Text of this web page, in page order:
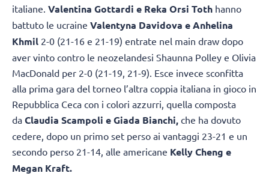
italiane. Valentina Gottardi e Reka Orsi Toth hanno
battuto le ucraine Valentyna Davidova e Anhelina
Khmil 2-0 (21-16 e 21-19) entrate nel main draw dopo
aver vinto contro le neozelandesi Shaunna Polley e Olivia
MacDonald per 2-0 (21-19, 21-9). Esce invece sconfitta
alla prima gara del torneo l’altra coppia italiana in gioco in
Repubblica Ceca con i colori azzurri, quella composta
da Claudia Scampoli e Giada Bianchi, che ha dovuto
cedere, dopo un primo set perso ai vantaggi 23-21 e un
secondo perso 21-14, alle americane Kelly Cheng e
Megan Kraft.